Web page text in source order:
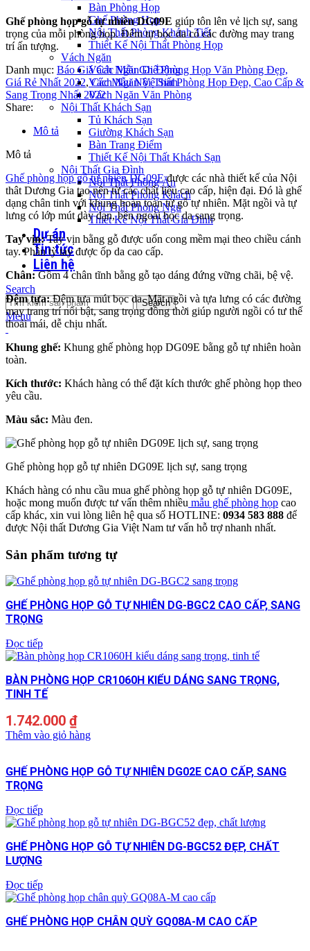
Bàn Phòng Họp
Ghế Phòng Họp
Nội Thất Phòng Khánh Tiết
Thiết Kế Nội Thất Phòng Họp
Vách Ngăn
Vách Ngăn Di Động
Vách Ngăn Vệ Sinh
Vách Ngăn Văn Phòng
Nội Thất Khách Sạn
Tủ Khách Sạn
Giường Khách Sạn
Bàn Trang Điểm
Thiết Kế Nội Thất Khách Sạn
Nội Thất Gia Đình
Nội Thất Phòng Ăn
Nội Thất Phòng Khách
Nội Thất Phòng Ngủ
Thiết Kế Nội Thất Gia Đình
Dự án
Tin tức
Liên hệ
Search
Search
Menu
Ghế phòng họp gỗ tự nhiên DG09E giúp tôn lên vẻ lịch sự, sang
trọng của mỗi phòng họp. Đêm tự bọc da có các đường may trang
trí ấn tượng.
Danh mục: Báo Giá Các Mẫu Ghế Phòng Họp Văn Phòng Đẹp,
Giá Rẻ Nhất 2022, Các Mẫu Nội Thất Phòng Họp Đẹp, Cao Cấp &
Sang Trọng Nhất 2022
Share:
Mô tả
Mô tả
Ghế phòng họp gỗ tự nhiên DG09Eđược các nhà thiết kế của Nội
thât Dương Gia tạo nên từ các chất liệu cao cấp, hiện đại. Đó là ghế
dạng chân tinh với khung hoàn toàn từ gỗ tự nhiên. Mặt ngồi và tự
lưng có lớp mút dày dạn, bên ngoài bọc da sang trọng.
Tay vịn:Tay vịn bằng gỗ được uốn cong mềm mại theo chiều cánh
tay. Phần tỳ tay được ốp da cao cấp.
Chân:Gồm 4 chân tĩnh bằng gỗ tạo dáng đứng vững chãi, bệ vệ.
Đệm tựa:Đệm tựa mút bọc da. Mặt ngồi và tựa lưng có các đường
may trang trí nổi bật, sang trọng đồng thời giúp người ngồi có tư thế
thoải mái, dễ chịu nhất.
Khung ghế: Khung ghế phòng họp DG09E bằng gỗ tự nhiên hoàn
toàn.
Kích thước: Khách hàng có thể đặt kích thước ghế phòng họp theo
yêu cầu.
Màu sắc: Màu đen.
Ghế phòng họp gỗ tự nhiên DG09E lịch sự, sang trọng
Khách hàng có nhu cầu mua ghế phòng họp gỗ tự nhiên DG09E,
hoặc mong muốn được tư vấn thêm nhiều mẫu ghế phòng họp cao
cấp khác, xin vui lòng liên hệ qua số HOTLINE: 0934 583 888 để
được Nội thất Dương Gia Việt Nam tư vấn hỗ trợ nhanh nhất.
Sản phẩm tương tự
GHẾ PHÒNG HỌP GỖ TỰ NHIÊN DG-BGC2 CAO CẤP, SANG
TRỌNG
Đọc tiếp
BÀN PHÒNG HỌP CR1060H KIỂU DÁNG SANG TRỌNG,
TINH TẾ
1.742.000 ₫
Thêm vào giỏ hàng
GHẾ PHÒNG HỌP GỖ TỰ NHIÊN DG02E CAO CẤP, SANG
TRỌNG
Đọc tiếp
GHẾ PHÒNG HỌP GỖ TỰ NHIÊN DG-BGC52 ĐẸP, CHẤT
LƯỢNG
Đọc tiếp
GHẾ PHÒNG HỌP CHÂN QUỲ GQ08A-M CAO CẤP